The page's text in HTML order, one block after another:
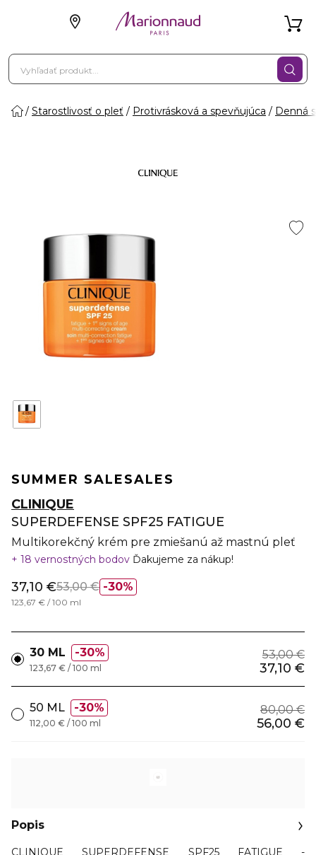
Starostlivosť o pleť Protivrásková a spevňujúca Denná
SUMMER SALESALES
CLINIQUE
SUPERDEFENSE SPF25 FATIGUE
Multikorekčný krém pre zmiešanú až mastnú pleť
18 vernostných bodov Ďakujeme za nákup!
30%
37,10 €53,00 €
123,67 € / 100 ml
30 ML 30% 53,00 €
37,10 €
123,67 € / 100 ml
50 ML 30% 80,00 €
56,00 €
112,00 € / 100 ml
Popis
CLINIQUE SUPERDEFENSE SPF25 FATIGUE -